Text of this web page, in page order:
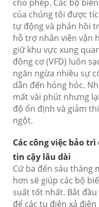
cho phép. Các bộ
của chúng tôi được
tự động và phản hồi
hỗ trợ nhân viên vận
giữ khu vực xung
động cơ (VFD) luôn
ngăn ngừa nhiều sự
dẫn đến hỏng hóc.
mất vài phút nhưng
độ ổn định và giảm
ngột.
Các công việc bảo
tin cậy lâu dài
Cứ ba đến sáu tháng
hơn sẽ giúp các bộ
suất tốt nhất. Bắt
để các tụ điện xả